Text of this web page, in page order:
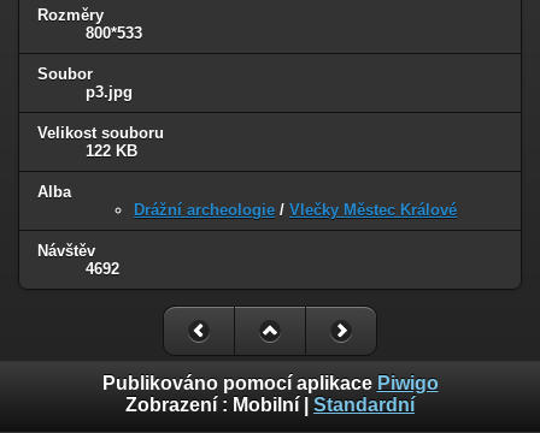
Rozměry
800*533
Soubor
p3.jpg
Velikost souboru
122 KB
Alba
Drážní archeologie / Vlečky Městec Králové
Návštěv
4692
Publikováno pomocí aplikace Piwigo
Zobrazení : Mobilní Standardní